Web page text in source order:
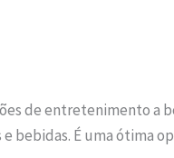
de entretenimento a
bebidas. É uma ótima